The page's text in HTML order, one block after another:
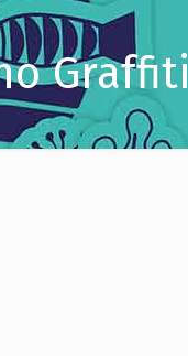
Graffiti